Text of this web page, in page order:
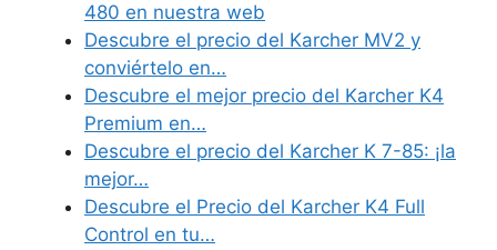
480 en nuestra web
Descubre el precio del Karcher MV2 y
conviértelo en…
Descubre el mejor precio del Karcher K4
Premium en…
Descubre el precio del Karcher K 7-85: ¡la
mejor…
Descubre el Precio del Karcher K4 Full
Control en tu…